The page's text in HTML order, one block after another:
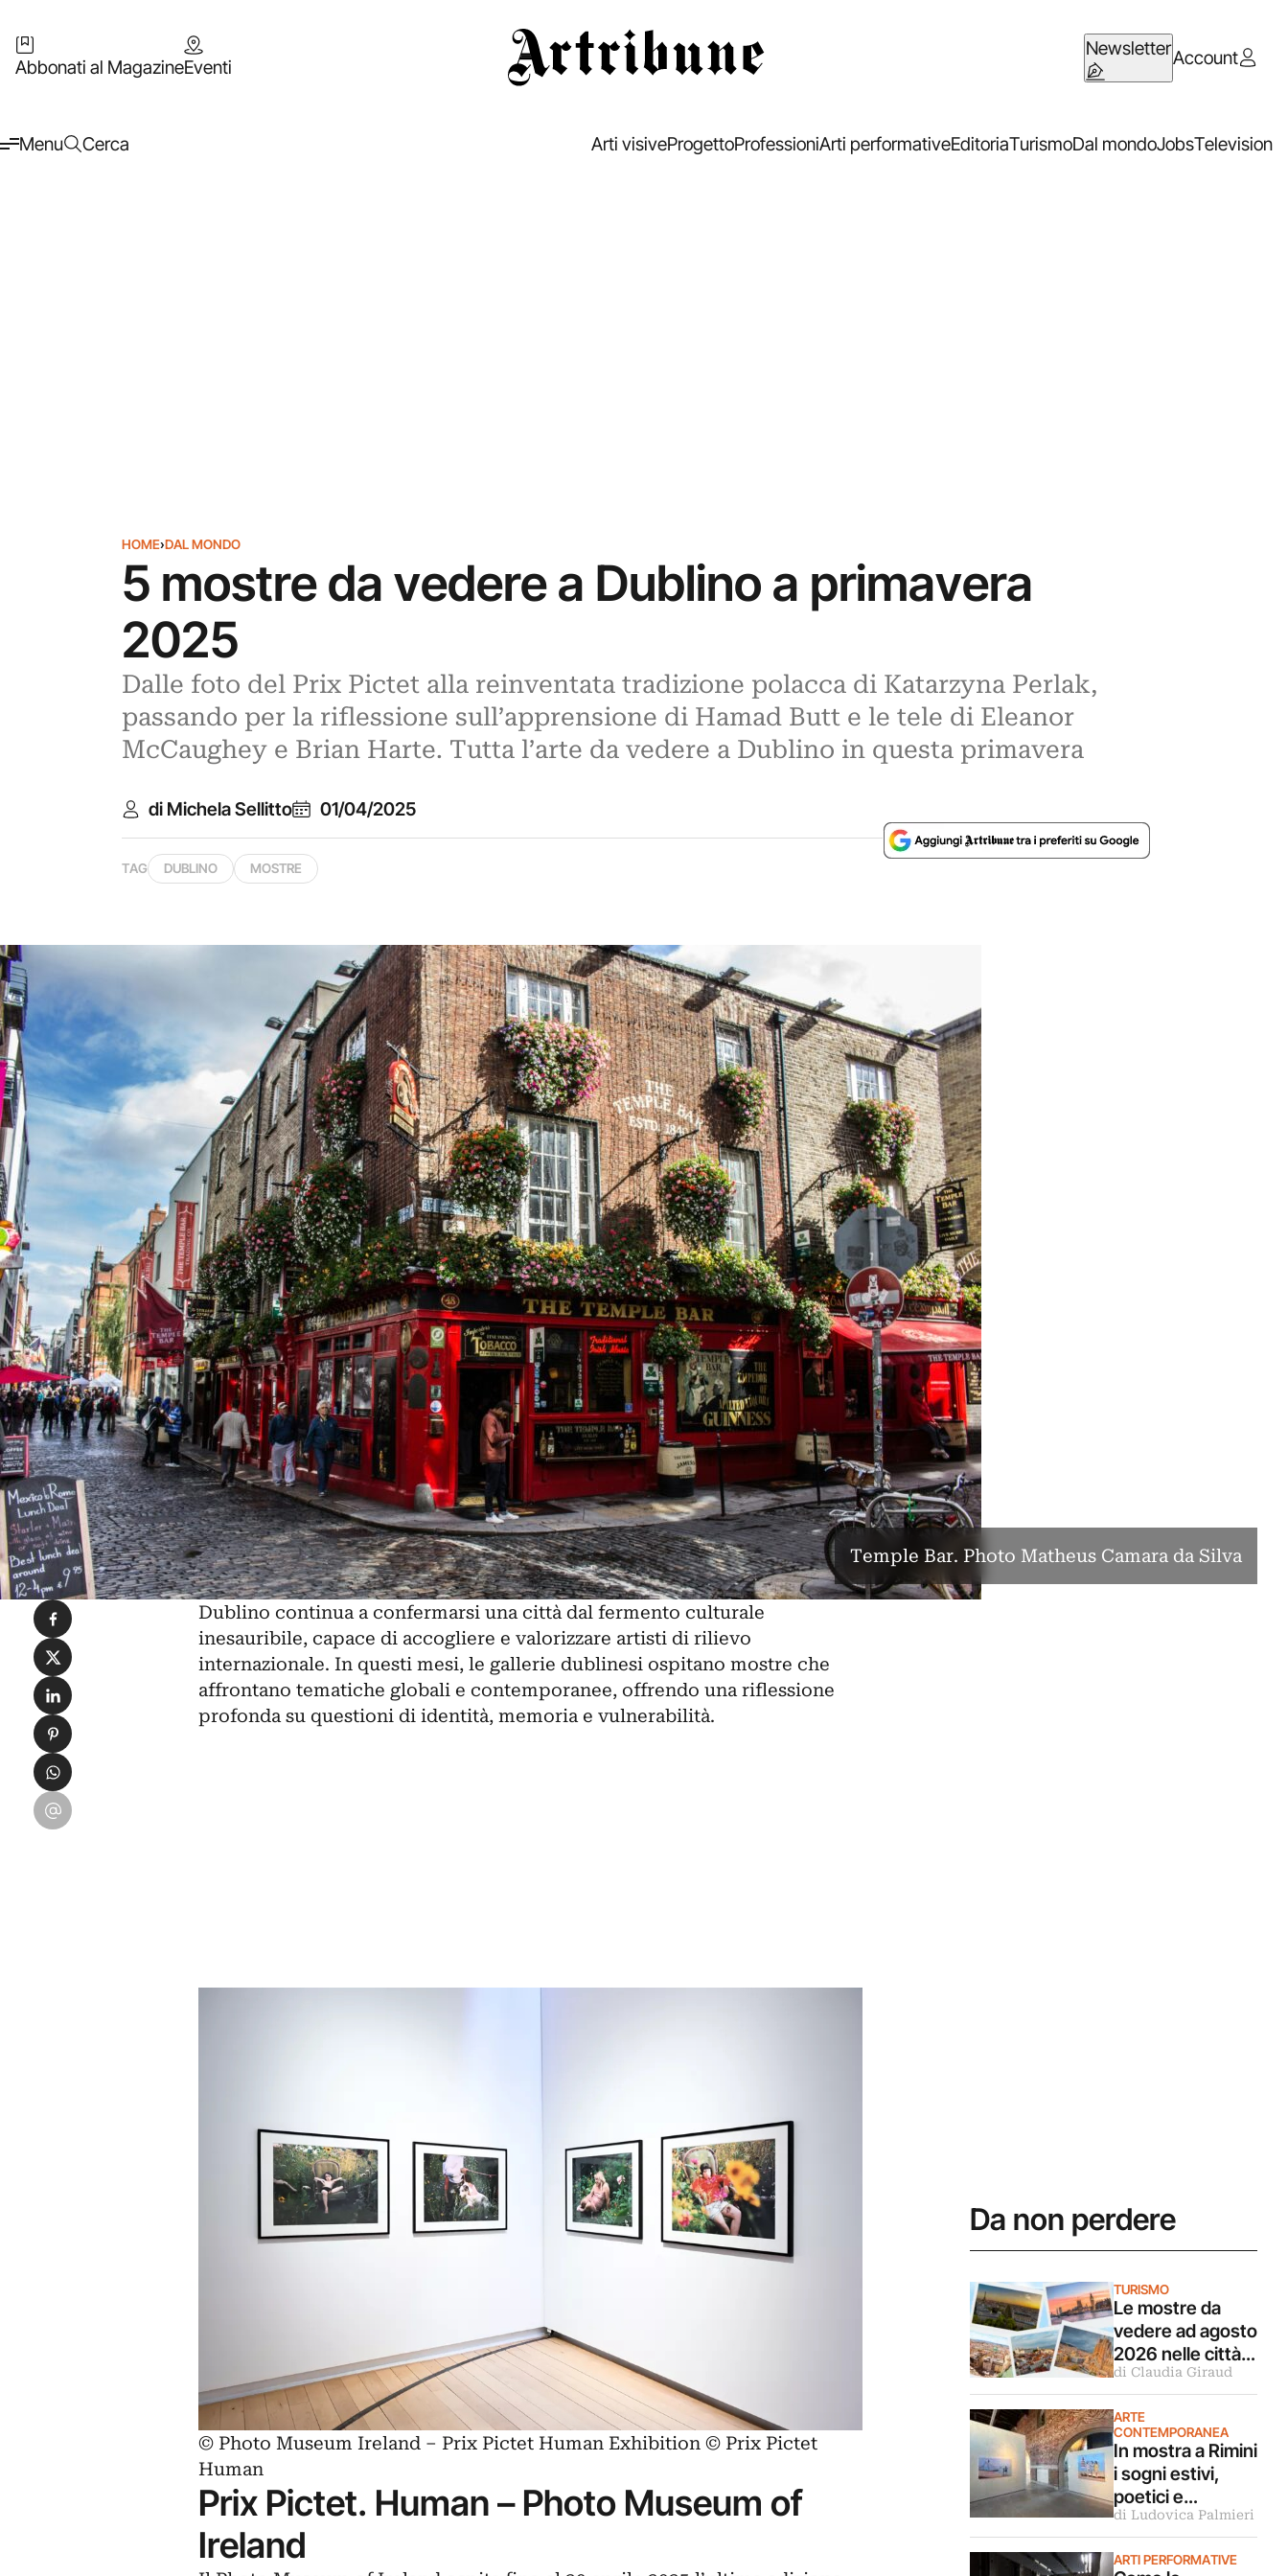
Abbonati al MagazineEventi
NewsletterAccount
Menu Cerca Arti visiveProgettoProfessioniArti performativeEditoriaTurismoDal mondoJobsTelevision
HOME›DAL MONDO
5 mostre da vedere a Dublino a primavera
2025
Dalle foto del Prix Pictet alla reinventata tradizione polacca di Katarzyna Perlak,
passando per la riflessione sull’apprensione di Hamad Butt e le tele di Eleanor
McCaughey e Brian Harte. Tutta l’arte da vedere a Dublino in questa primavera
di Michela Sellitto 01/04/2025
TAG DUBLINO MOSTRE
Temple Bar. Photo Matheus Camara da Silva
Dublino continua a confermarsi una città dal fermento culturale
inesauribile, capace di accogliere e valorizzare artisti di rilievo
internazionale. In questi mesi, le gallerie dublinesi ospitano mostre che
affrontano tematiche globali e contemporanee, offrendo una riflessione
profonda su questioni di identità, memoria e vulnerabilità.
© Photo Museum Ireland – Prix Pictet Human Exhibition © Prix Pictet
Human
Prix Pictet. Human – Photo Museum of
Ireland
Da non perdere
TURISMO
Le mostre da
vedere ad agosto
2026 nelle città
d’arte europee
di Claudia Giraud
ARTE
CONTEMPORANEA
In mostra a Rimini
i sogni estivi,
poetici e
malinconici
dipinti da Luca
Giovagnoli
di Ludovica Palmieri
ARTI PERFORMATIVE
Condividi su Facebook
Condividi su X
Condividi su LinkedIn
Condividi su Pinterest
Condividi su WhatsApp
Condividi su Email